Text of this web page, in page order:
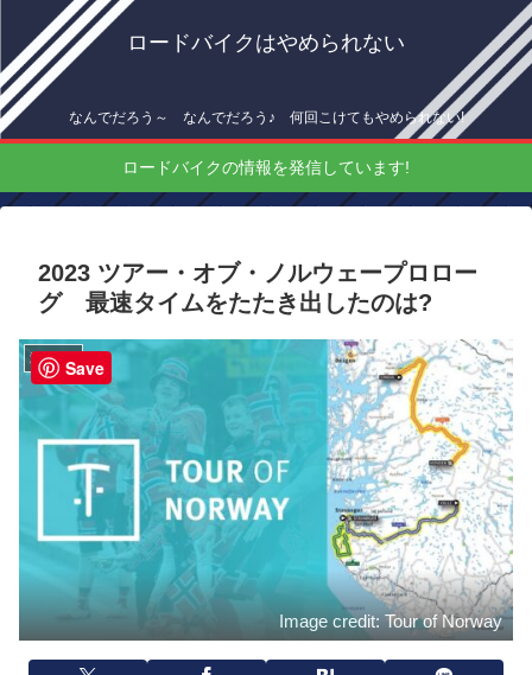
ロードバイクはやめられない
なんでだろう～ なんでだろう♪ 何回こけてもやめられない!
ロードバイクの情報を発信しています!
2023 ツアー・オブ・ノルウェープロロー
グ 最速タイムをたたき出したのは?
海外情報
Image credit: Tour of Norway
Save